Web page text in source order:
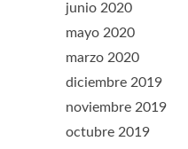
junio 2020
mayo 2020
marzo 2020
diciembre 2019
noviembre 2019
octubre 2019